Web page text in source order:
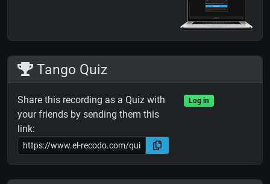
Tango Quiz
Share this recording as a Quiz with
your friends by sending them this
link:
Log in